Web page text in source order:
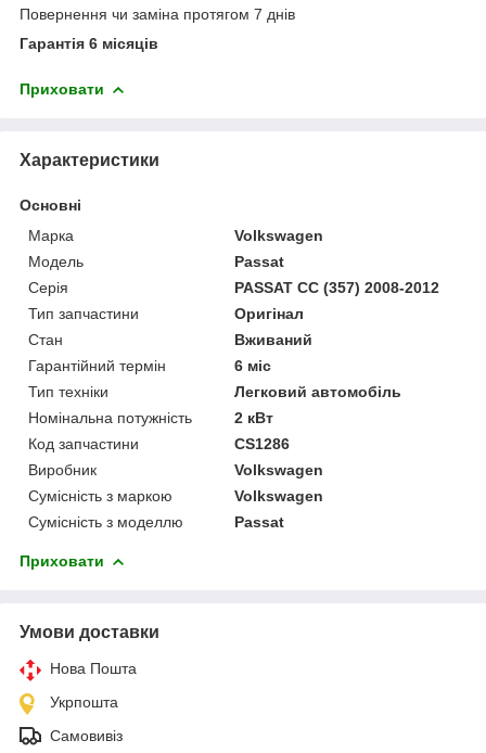
Повернення чи заміна протягом 7 днів
Гарантія 6 місяців
Приховати
Характеристики
Основні
Марка
Volkswagen
Модель
Passat
Серія
PASSAT CC (357) 2008-2012
Тип запчастини
Оригінал
Стан
Вживаний
Гарантійний термін
6 міс
Тип техніки
Легковий автомобіль
Номінальна потужність
2 кВт
Код запчастини
CS1286
Виробник
Volkswagen
Сумісність з маркою
Volkswagen
Сумісність з моделлю
Passat
Приховати
Умови доставки
Нова Пошта
Укрпошта
Самовивіз